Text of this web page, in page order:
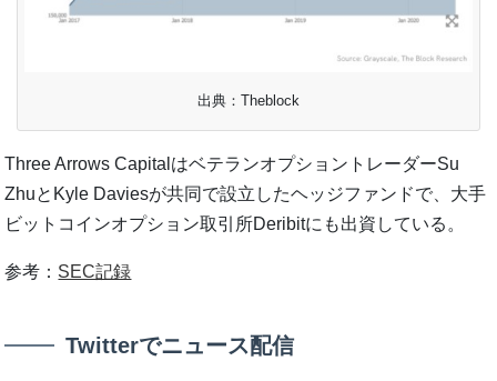
出典：Theblock
Three Arrows CapitalはベテランオプショントレーダーSu
ZhuとKyle Daviesが共同で設立したヘッジファンドで、大手
ビットコインオプション取引所Deribitにも出資している。
参考： SEC記録
Twitterでニュース配信